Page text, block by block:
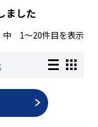
ました
中 1～20件目を表示